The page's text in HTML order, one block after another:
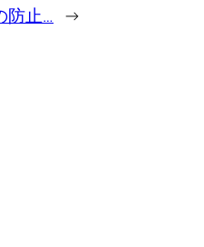
防止… →